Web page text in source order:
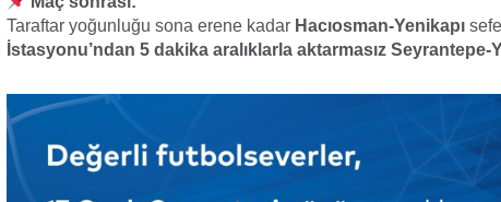
Taraftar yoğunluğu sona erene kadar Hacıosman-Yenikapı
İstasyonu’ndan 5 dakika aralıklarla aktarmasız Seyrantepe-